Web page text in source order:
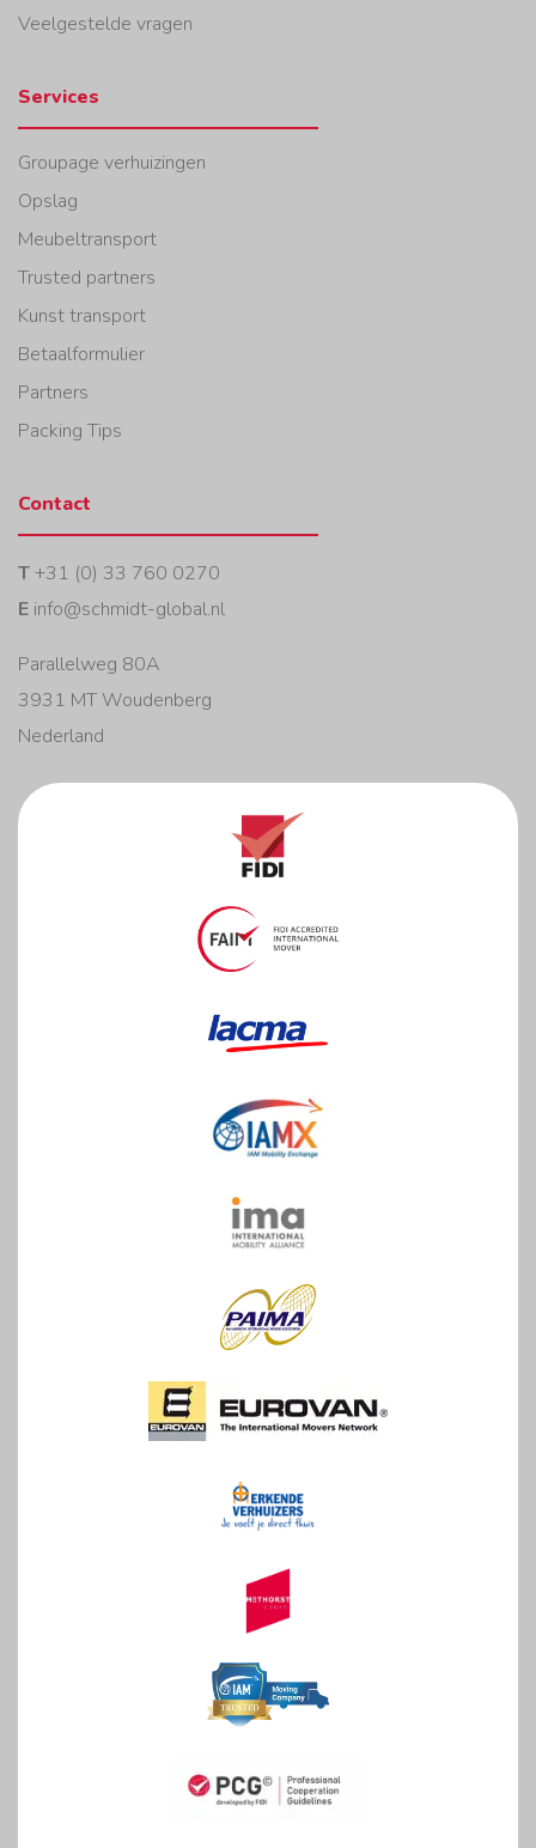
Veelgestelde vragen
Services
Groupage verhuizingen
Opslag
Meubeltransport
Trusted partners
Kunst transport
Betaalformulier
Partners
Packing Tips
Contact
T+31 (0) 33 760 0270
E info@schmidt-global.nl
Parallelweg 80A
3931 MT Woudenberg
Nederland